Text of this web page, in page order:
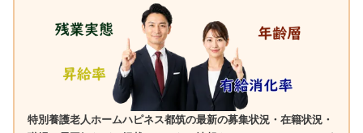
特別養護老人ホームハピネス都筑の最新の募集状況・在籍状況・